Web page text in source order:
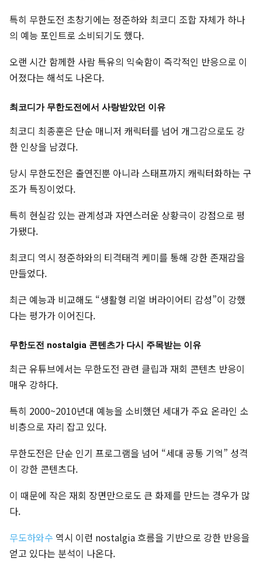
특히 무한도전 초창기에는 정준하와 최코디 조합 자체가 하나
의 예능 포인트로 소비되기도 했다.
오랜 시간 함께한 사람 특유의 익숙함이 즉각적인 반응으로 이
어졌다는 해석도 나온다.
최코디가 무한도전에서 사랑받았던 이유
최코디 최종훈은 단순 매니저 캐릭터를 넘어 개그감으로도 강
한 인상을 남겼다.
당시 무한도전은 출연진뿐 아니라 스태프까지 캐릭터화하는 구
조가 특징이었다.
특히 현실감 있는 관계성과 자연스러운 상황극이 강점으로 평
가됐다.
최코디 역시 정준하와의 티격태격 케미를 통해 강한 존재감을
만들었다.
최근 예능과 비교해도 “생활형 리얼 버라이어티 감성”이 강했
다는 평가가 이어진다.
무한도전 nostalgia 콘텐츠가 다시 주목받는 이유
최근 유튜브에서는 무한도전 관련 클립과 재회 콘텐츠 반응이
매우 강하다.
특히 2000~2010년대 예능을 소비했던 세대가 주요 온라인 소
비층으로 자리 잡고 있다.
무한도전은 단순 인기 프로그램을 넘어 “세대 공통 기억” 성격
이 강한 콘텐츠다.
이 때문에 작은 재회 장면만으로도 큰 화제를 만드는 경우가 많
다.
무도하와수 역시 이런 nostalgia 흐름을 기반으로 강한 반응을
얻고 있다는 분석이 나온다.